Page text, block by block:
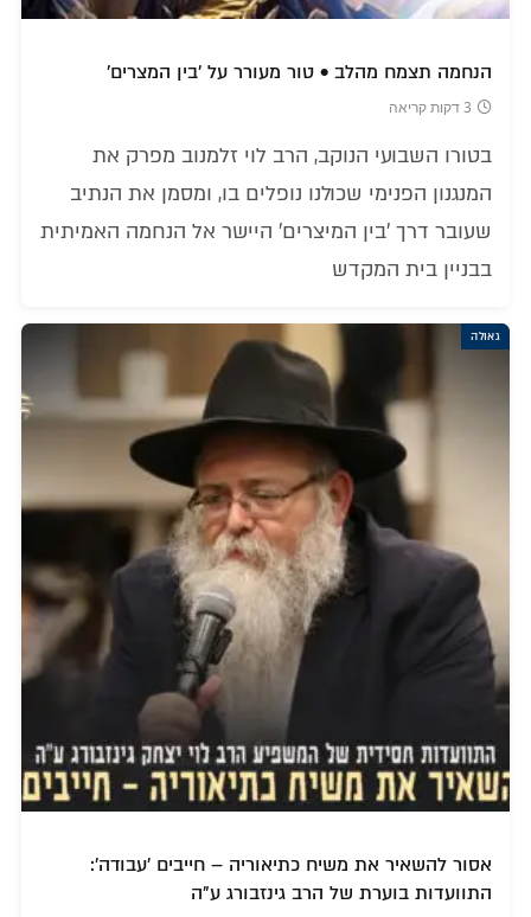
הנחמה תצמח מהלב • טור מעורר על 'בין המצרים'
3 דקות קריאה
בטורו השבועי הנוקב, הרב לוי זלמנוב מפרק את
המנגנון הפנימי שכולנו נופלים בו, ומסמן את הנתיב
שעובר דרך 'בין המיצרים' היישר אל הנחמה האמיתית
בבניין בית המקדש
גאולה
אסור להשאיר את משיח כתיאוריה – חייבים 'עבודה':
התוועדות בוערת של הרב גינזבורג ע"ה